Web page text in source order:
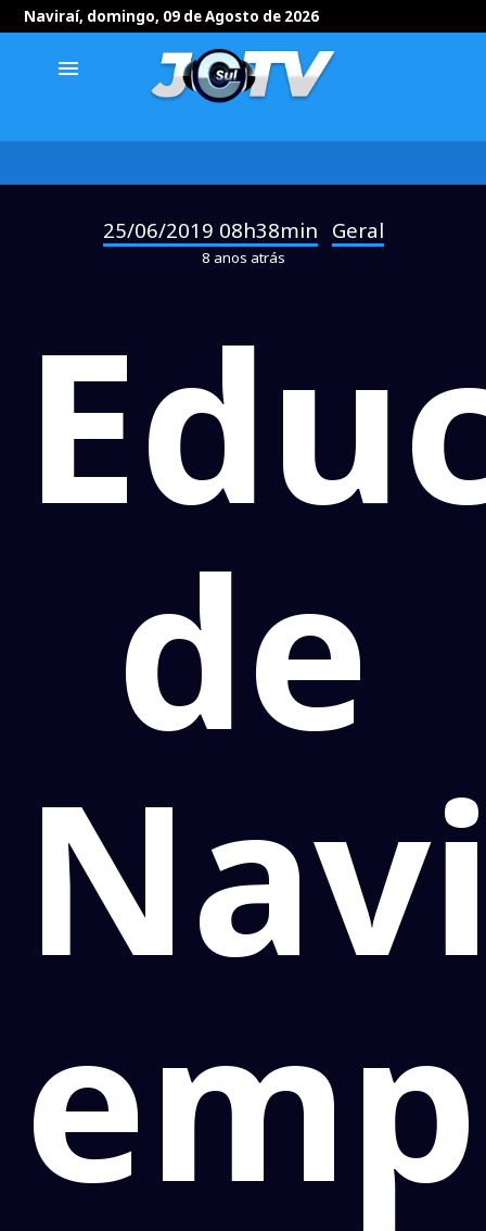
Naviraí, domingo, 09 de Agosto de 2026
menu
25/06/2019 08h38min Geral
8 anos atrás
de